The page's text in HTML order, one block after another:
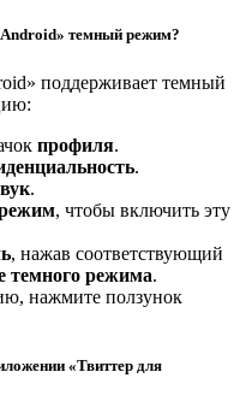
Android» темный режим?
поддерживает темный
профиля.
.
.
, чтобы включить эту
, нажав соответствующий
темного режима.
нажмите ползунок
«Твиттер для